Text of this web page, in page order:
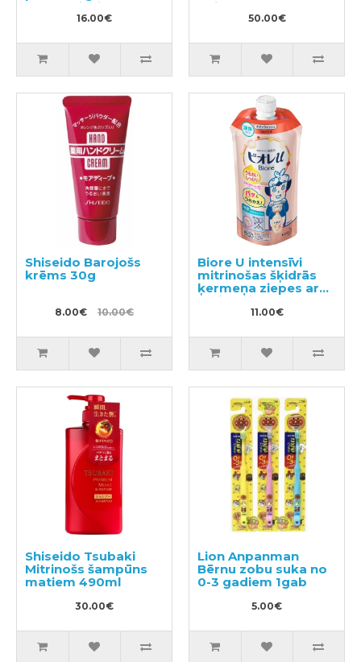
galvas niezi 320ml
16.00€
apjomam 450ml
50.00€
Shiseido Barojošs
krēms 30g
8.00€ 10.00€
Biore U intensīvi
mitrinošas šķidrās
ķermeņa ziepes ar
maigu ziedu-augļu
aromātu pildviela
11.00€
Shiseido Tsubaki
Mitrinošs šampūns
matiem 490ml
30.00€
Lion Anpanman
Bērnu zobu suka no
0-3 gadiem 1gab
5.00€